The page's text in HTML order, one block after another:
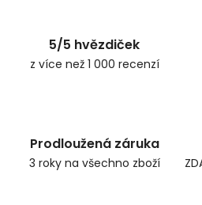
5/5 hvězdiček
z více než 1 000 recenzí
Prodloužená záruka
3 roky na všechno zboží